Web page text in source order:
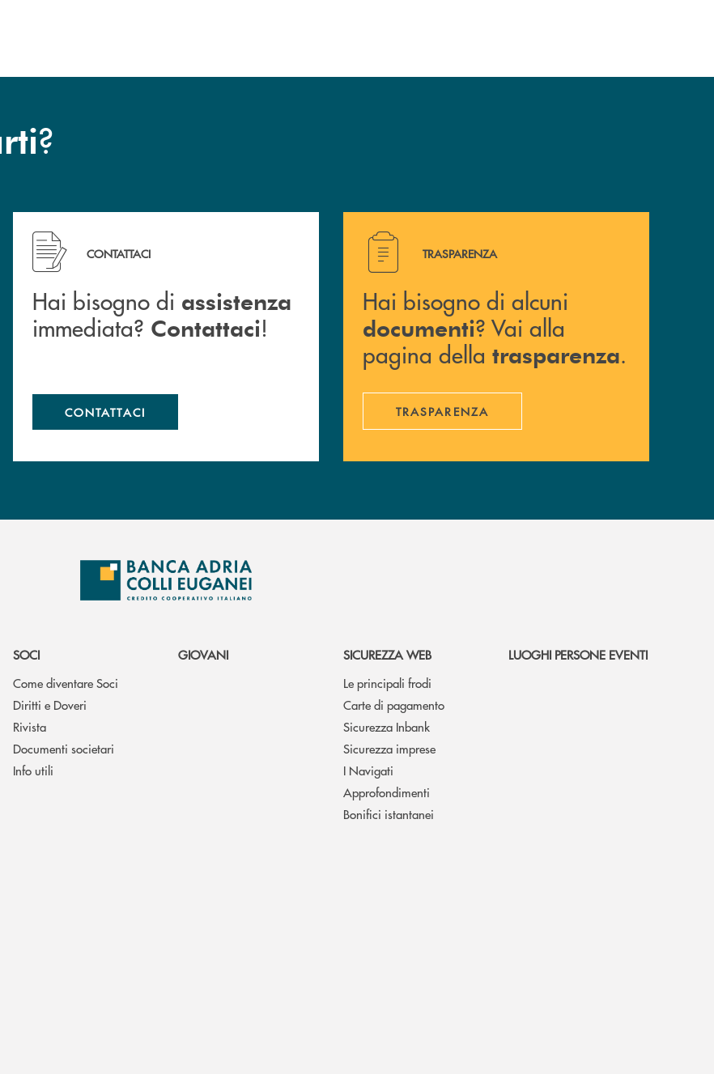
?
Hai bisogno di assistenza immediata? Contattaci !
CONTATTACI
Hai bisogno di assistenza
immediata? Contattaci!
CONTATTACI
Hai bisogno di alcuni documenti ? Vai alla pagina della
TRASPARENZA
Hai bisogno di alcuni
documenti? Vai alla
pagina della trasparenza.
TRASPARENZA
SOCI
Come diventare Soci
Diritti e Doveri
Rivista
Documenti societari
Info utili
GIOVANI
SICUREZZA WEB
Le principali frodi
Carte di pagamento
Sicurezza Inbank
Sicurezza imprese
I Navigati
Approfondimenti
Bonifici istantanei
LUOGHI PERSONE EVENTI